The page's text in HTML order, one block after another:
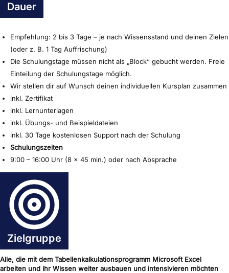
Dauer
Empfehlung: 2 bis 3 Tage – je nach Wissensstand und deinen Zielen
(oder z. B. 1 Tag Auffrischung)
Die Schulungstage müssen nicht als „Block“ gebucht werden. Freie
Einteilung der Schulungstage möglich.
Wir stellen dir auf Wunsch deinen individuellen Kursplan zusammen
inkl. Zertifikat
inkl. Lernunterlagen
inkl. Übungs- und Beispieldateien
inkl. 30 Tage kostenlosen Support nach der Schulung
Schulungszeiten
9:00 – 16:00 Uhr (8 x 45 min.) oder nach Absprache
Zielgruppe
Alle, die mit dem Tabellenkalkulationsprogramm Microsoft Excel
arbeiten und ihr Wissen weiter ausbauen und intensivieren möchten